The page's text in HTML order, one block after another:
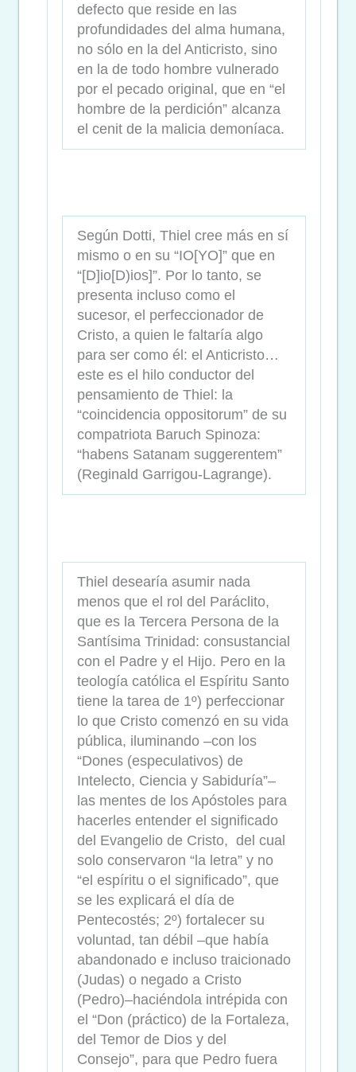
defecto que reside en las
profundidades del alma humana,
no sólo en la del Anticristo, sino
en la de todo hombre vulnerado
por el pecado original, que en “el
hombre de la perdición” alcanza
el cenit de la malicia demoníaca.
Según Dotti, Thiel cree más en sí
mismo o en su “IO[YO]” que en
“[D]io[D)ios]”. Por lo tanto, se
presenta incluso como el
sucesor, el perfeccionador de
Cristo, a quien le faltaría algo
para ser como él: el Anticristo…
este es el hilo conductor del
pensamiento de Thiel: la
“coincidencia oppositorum” de su
compatriota Baruch Spinoza:
“habens Satanam suggerentem”
(Reginald Garrigou-Lagrange).
Thiel desearía asumir nada
menos que el rol del Paráclito,
que es la Tercera Persona de la
Santísima Trinidad: consustancial
con el Padre y el Hijo. Pero en la
teología católica el Espíritu Santo
tiene la tarea de 1º) perfeccionar
lo que Cristo comenzó en su vida
pública, iluminando –con los
“Dones (especulativos) de
Intelecto, Ciencia y Sabiduría”–
las mentes de los Apóstoles para
hacerles entender el significado
del Evangelio de Cristo, del cual
solo conservaron “la letra” y no
“el espíritu o el significado”, que
se les explicará el día de
Pentecostés; 2º) fortalecer su
voluntad, tan débil –que había
abandonado e incluso traicionado
(Judas) o negado a Cristo
(Pedro)–haciéndola intrépida con
el “Don (práctico) de la Fortaleza,
del Temor de Dios y del
Consejo”, para que Pedro fuera